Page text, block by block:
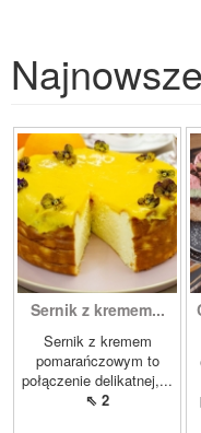
Sernik z kremem...
Sernik z kremem
pomarańczowym to
połączenie delikatnej,...
⇖ 2